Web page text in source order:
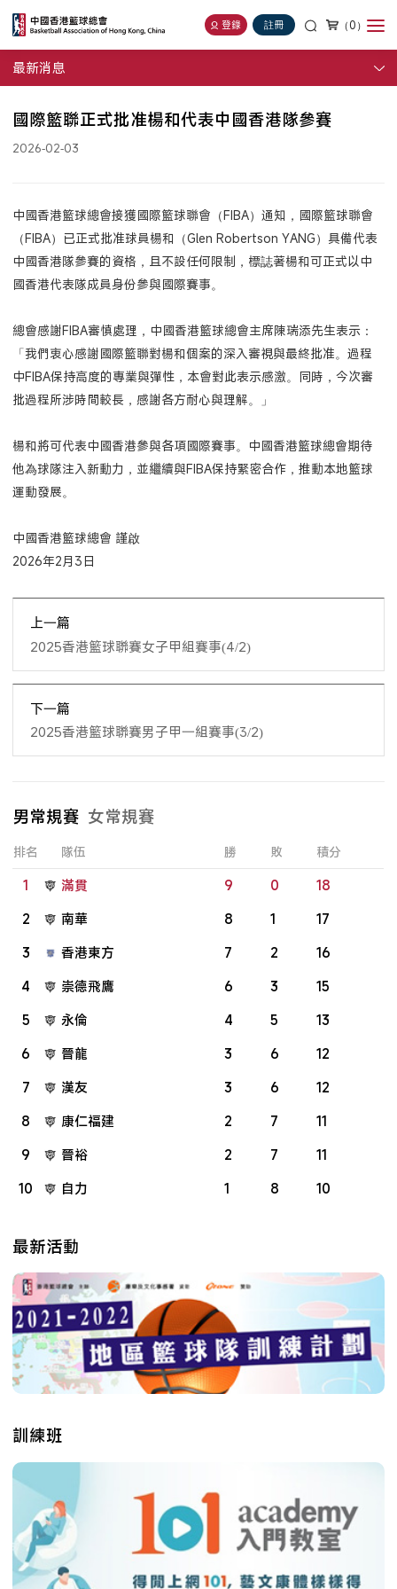
登錄 註冊 （0）
最新消息
國際籃聯正式批准楊和代表中國香港隊參賽
2026-02-03
中國香港籃球總會接獲國際籃球聯會（FIBA）通知，國際籃球聯會
（FIBA）已正式批准球員楊和（Glen Robertson YANG）具備代表
中國香港隊參賽的資格，且不設任何限制，標誌著楊和可正式以中
國香港代表隊成員身份參與國際賽事。
總會感謝FIBA審慎處理，中國香港籃球總會主席陳瑞添先生表示：
「我們衷心感謝國際籃聯對楊和個案的深入審視與最終批准。過程
中FIBA保持高度的專業與彈性，本會對此表示感激。同時，今次審
批過程所涉時間較長，感謝各方耐心與理解。」
楊和將可代表中國香港參與各項國際賽事。中國香港籃球總會期待
他為球隊注入新動力，並繼續與FIBA保持緊密合作，推動本地籃球
運動發展。
中國香港籃球總會 謹啟
2026年2月3日
上一篇
2025香港籃球聯賽女子甲組賽事(4/2)
下一篇
2025香港籃球聯賽男子甲一組賽事(3/2)
男常規賽 女常規賽
排名 隊伍 勝 敗 積分
1 滿貫 9 0
18
2
南華 8 1
17
3
香港東方 7 2
16
4
崇德飛鷹 6 3
15
5
永倫 4 5
13
6
晉龍 3 6
12
7
漢友 3 6
12
8
康仁福建 2 7
11
9
晉裕 2 7
11
10
自力 1 8 10
最新活動
訓練班